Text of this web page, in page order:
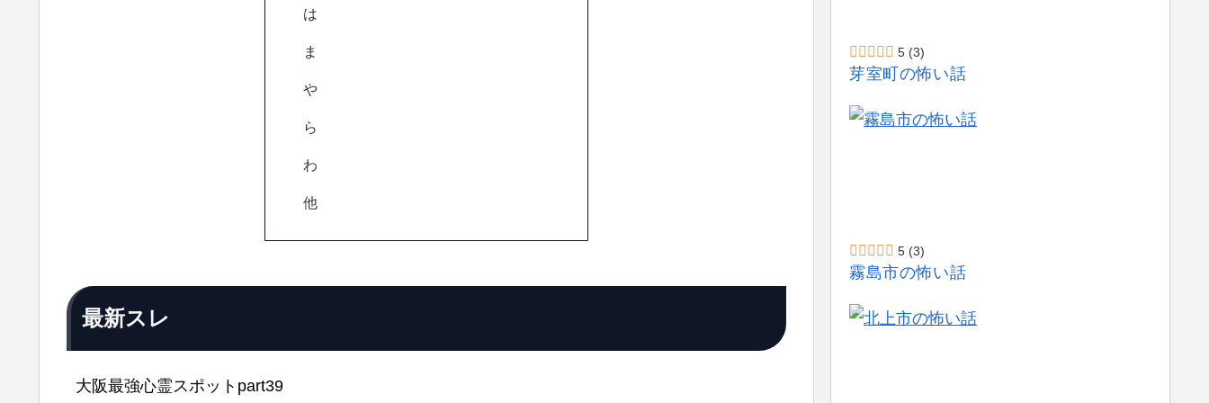
は
ま
や
ら
わ
他
最新スレ
大阪最強心霊スポットpart39
5 (3)
芽室町の怖い話
5 (3)
霧島市の怖い話